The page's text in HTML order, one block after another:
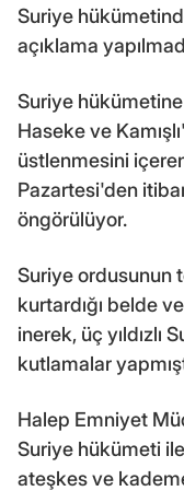
Suriye
açıklama
Suriye
Haseke ve
üstlenmesini
Pazartesi'den
öngörülüyor.
Suriye ordusunun
kurtardığı belde
inerek, üç yıldızlı
kutlamalar
Halep Emniyet
Suriye hükümeti
ateşkes ve